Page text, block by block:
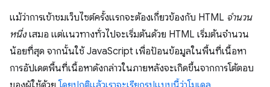
แม้ว่าการเข้าชมเว็บไซต์ครั้งแรกจะต้องเกี่ยวข้องกับ HTML จำนวน
หนึ่งเสมอ แต่แนวทางทั่วไปจะเริ่มต้นด้วย HTML เริ่มต้นจำนวน
น้อยที่สุด จากนั้นใช้ JavaScript เพื่อป้อนข้อมูลในพื้นที่เนื้อหา
การอัปเดตพื้นที่เนื้อหาดังกล่าวในภายหลังจะเกิดขึ้นจากการโต้ตอบ